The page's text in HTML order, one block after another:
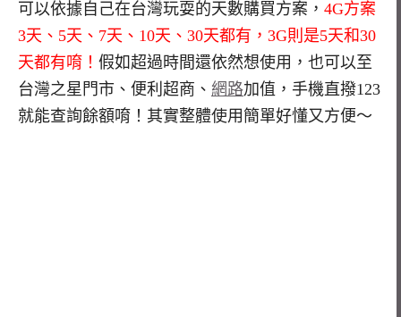
可以依據自己在台灣玩耍的天數購買方案， 4G方案
3天、5天、7天、10天、30天都有，3G則是5天和30
天都有唷！ 假如超過時間還依然想使用，也可以至
台灣之星門市、便利超商、 網路加值，手機直撥123
就能查詢餘額唷！其實整體使用簡單好懂又方便～